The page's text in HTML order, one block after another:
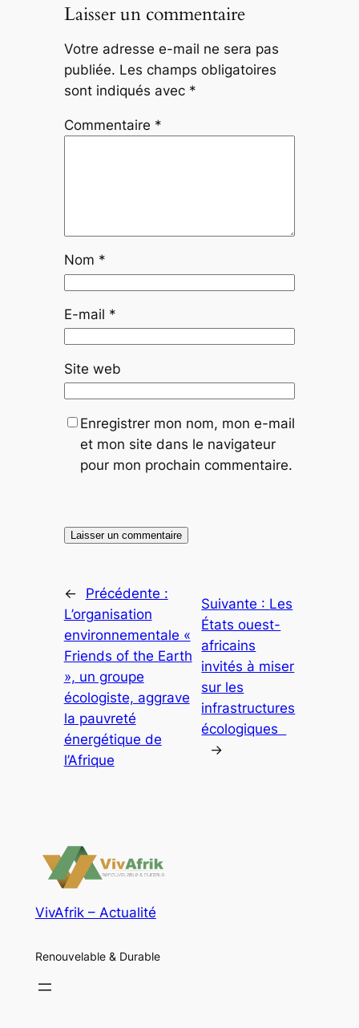
Laisser un commentaire
Votre adresse e-mail ne sera pas
publiée. Les champs obligatoires
sont indiqués avec *
Commentaire *
Nom *
E-mail *
Site web
Enregistrer mon nom, mon e-mail
et mon site dans le navigateur
pour mon prochain commentaire.
←
Précédente :
L’organisation
environnementale «
Friends of the Earth
», un groupe
écologiste, aggrave
la pauvreté
énergétique de
l’Afrique
Suivante : Les
États ouest-
africains
invités à miser
sur les
infrastructures
écologiques
→
VivAfrik – Actualité
Renouvelable & Durable